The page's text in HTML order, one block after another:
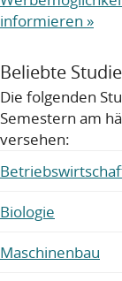
informieren »
Beliebte
Die folgenden
Semestern am
versehen:
Biologie
Maschinenbau